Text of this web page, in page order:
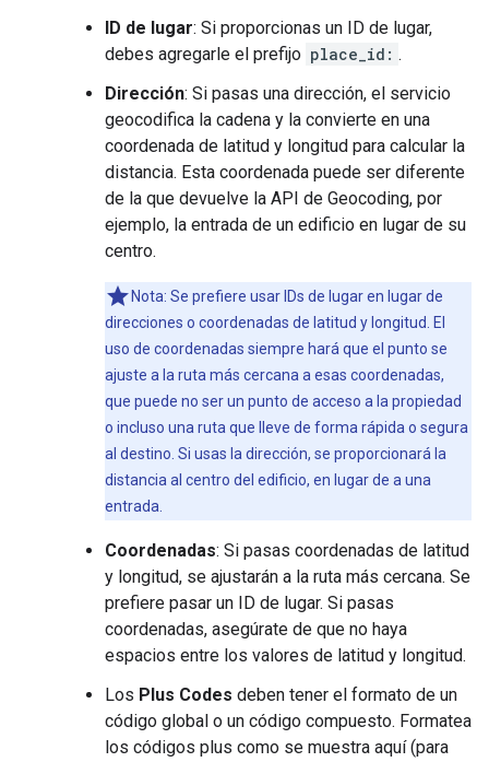
ID de lugar: Si proporcionas un ID de lugar,
debes agregarle el prefijo place_id: .
Dirección: Si pasas una dirección, el servicio
geocodifica la cadena y la convierte en una
coordenada de latitud y longitud para calcular la
distancia. Esta coordenada puede ser diferente
de la que devuelve la API de Geocoding, por
ejemplo, la entrada de un edificio en lugar de su
centro.
Nota: Se prefiere usar IDs de lugar en lugar de
direcciones o coordenadas de latitud y longitud. El
uso de coordenadas siempre hará que el punto se
ajuste a la ruta más cercana a esas coordenadas,
que puede no ser un punto de acceso a la propiedad
o incluso una ruta que lleve de forma rápida o segura
al destino. Si usas la dirección, se proporcionará la
distancia al centro del edificio, en lugar de a una
entrada.
Coordenadas: Si pasas coordenadas de latitud
y longitud, se ajustarán a la ruta más cercana. Se
prefiere pasar un ID de lugar. Si pasas
coordenadas, asegúrate de que no haya
espacios entre los valores de latitud y longitud.
Los Plus Codes deben tener el formato de un
código global o un código compuesto. Formatea
los códigos plus como se muestra aquí (para